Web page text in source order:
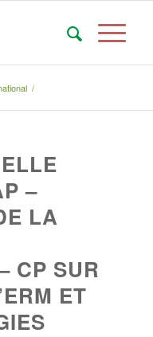
/
–
LA
CP SUR
ET